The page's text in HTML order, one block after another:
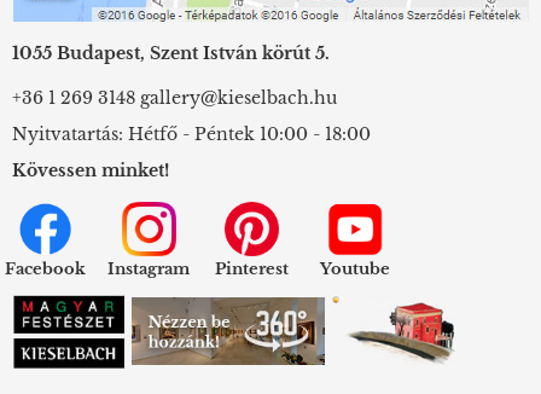
1055 Budapest, Szent István körút 5.
+36 1 269 3148 gallery@kieselbach.hu
Nyitvatartás: Hétfő - Péntek 10:00 - 18:00
Kövessen minket!
Facebook Instagram Pinterest Youtube